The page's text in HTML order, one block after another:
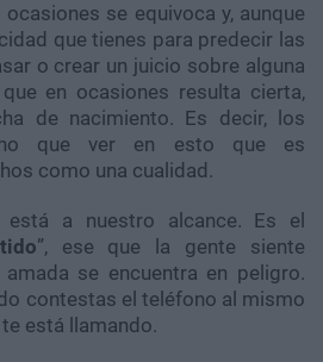
se equivoca y, aunque
que tienes para predecir las
o crear un juicio sobre alguna
en ocasiones resulta cierta,
de nacimiento. Es decir, los
que ver en esto que es
como una cualidad.
está a nuestro alcance. Es el
”, ese que la gente siente
se encuentra en peligro.
contestas el teléfono al mismo
está llamando.